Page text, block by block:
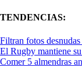
TENDENCIAS:
Filtran fotos
El Rugby mantiene
Comer 5 almendras